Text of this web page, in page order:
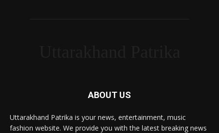
ABOUT US
Uttarakhand Patrika is your news, entertainment, music
fashion website. We provide you with the latest breaking news